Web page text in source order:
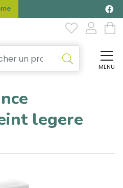
MENU
legere